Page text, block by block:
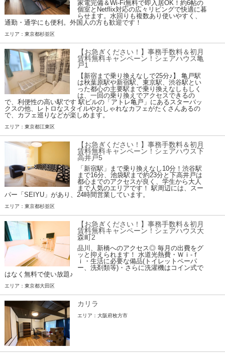
家電完備＆Wi-Fi無料で即入居OK！約6帖の
個室とNetflix対応の広々リビングで快適に暮
らせます。水回りも複数あり使いやすく、
通勤・通学にも便利。外国人の方も歓迎です！
エリア：東京都杉並区
【お急ぎください！】事務手数料＆初月
賃料無料キャンペーン！シェアハウス亀
戸1
【新宿まで乗り換えなしで25分♪】 亀戸駅
は秋葉原駅や新宿駅、東京駅、渋谷駅とい
った都心の主要駅まで乗り換えなしもしく
は、一回の乗り換えでアクセスできるの
で、利便性の高い駅です 駅ビルの「アトレ亀戸」にあるスターバッ
クスの他、レトロなスタイルやおしゃれなカフェがたくさんあるの
で、カフェ巡りなどが楽しめます。
エリア：東京都江東区
【お急ぎください！】事務手数料＆初月
賃料無料キャンペーン！シェアハウス下
高井戸5
「新宿駅」まで乗り換えなし10分！渋谷駅
まで16分、池袋駅まで約23分と下高井戸は
都心までのアクセスが良く、学生から大人
まで人気のエリアです！ 駅周辺には、スー
パー「SEIYU」があり、24時間営業しています。
エリア：東京都杉並区
【お急ぎください！】事務手数料＆初月
賃料無料キャンペーン！シェアハウス大
森町2
品川、新橋へのアクセス◎ 毎月の出費をグ
ッと抑えられます！ 水道光熱費・Ｗｉ-ｆ
ｉ・生活に必要な備品(トイレットペーパ
ー、洗剤類等)・さらに洗濯機はコイン式で
はなく無料で使い放題♪
エリア：東京都大田区
カリラ
エリア：大阪府枚方市